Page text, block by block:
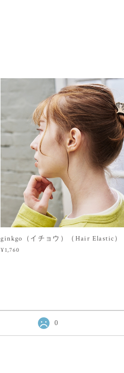
ginkgo（イチョウ）（Hair Elastic）
¥1,760
0